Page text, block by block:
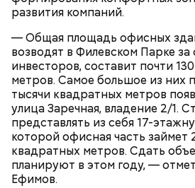
развития компаний.
— Общая площадь офисных
возводят в Филевском Парке за
инвесторов, составит почти
метров. Самое большое из них
тысячи квадратных метров
улица Заречная, владение 2/1.
представлять из себя 17-
которой офисная часть займет
квадратных метров. Сдать
планируют в этом году, —
Ефимов.
Кто может получить
Ботанический сад РАН;
Карта маршрута
Фото: Пресс-служба ЦОДД
Дом Грибоедова